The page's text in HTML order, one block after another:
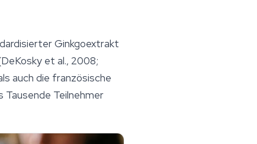
Ginkgoextrakt
et al., 2008;
auch die französische
Tausende Teilnehmer